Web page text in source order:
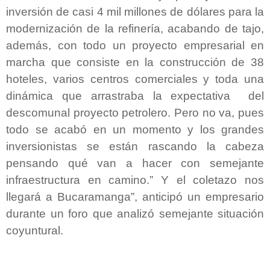
inversión de casi 4 mil millones de dólares para la
modernización de la refinería, acabando de tajo,
además, con todo un proyecto empresarial en
marcha que consiste en la construcción de 38
hoteles, varios centros comerciales y toda una
dinámica que arrastraba la expectativa del
descomunal proyecto petrolero. Pero no va, pues
todo se acabó en un momento y los grandes
inversionistas se están rascando la cabeza
pensando qué van a hacer con semejante
infraestructura en camino.” Y el coletazo nos
llegará a Bucaramanga”, anticipó un empresario
durante un foro que analizó semejante situación
coyuntural.